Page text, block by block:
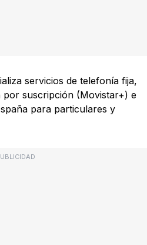
servicios de telefonía fija,
por suscripción (Movistar+) e
para particulares y